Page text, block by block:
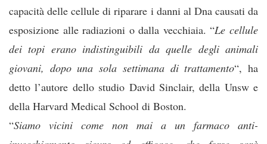
capacità delle cellule di riparare i danni al Dna causati da
esposizione alle radiazioni o dalla vecchiaia. “Le cellule
dei topi erano indistinguibili da quelle degli animali
giovani, dopo una sola settimana di trattamento“, ha
detto l’autore dello studio David Sinclair, della Unsw e
della Harvard Medical School di Boston.
“Siamo vicini come non mai a un farmaco anti-